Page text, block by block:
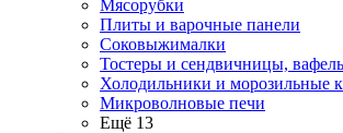
Мясорубки
Плиты и варочные панели
Соковыжималки
Тостеры и сендвичницы,
Холодильники и морозильные
Микроволновые печи
Ещё 13